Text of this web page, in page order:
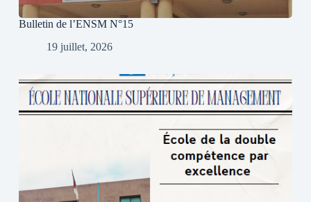
Bulletin de l’ENSM N°15
19 juillet, 2026